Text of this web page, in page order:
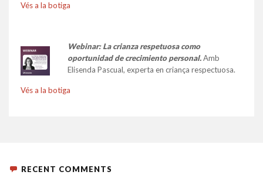
Vés a la botiga
Webinar: La crianza respetuosa como
oportunidad de crecimiento personal.Amb
Elisenda Pascual, experta en criança respectuosa.
Vés a la botiga
RECENT COMMENTS